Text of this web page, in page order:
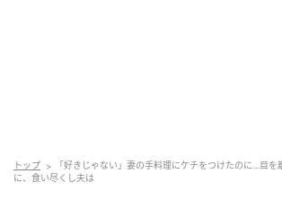
トップ
「好きじゃない」妻の手料理にケチをつけたのに…目
に、食い尽くし夫は